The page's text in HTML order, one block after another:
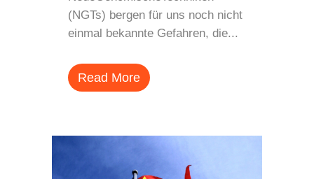
(NGTs) bergen für uns noch nicht
einmal bekannte Gefahren, die...
Read More